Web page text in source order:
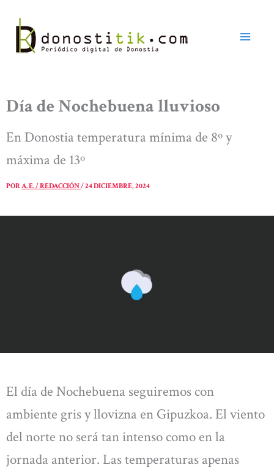
contenido
Día de Nochebuena lluvioso
En Donostia temperatura mínima de 8º y
máxima de 13º
PORA. E. / REDACCIÓN/24 DICIEMBRE, 2024
El día de Nochebuena seguiremos con
ambiente gris y llovizna en Gipuzkoa. El viento
del norte no será tan intenso como en la
jornada anterior. Las temperaturas apenas